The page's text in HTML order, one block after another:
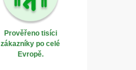
Prověřeno tisíci
zákazníky po celé
Evropě.